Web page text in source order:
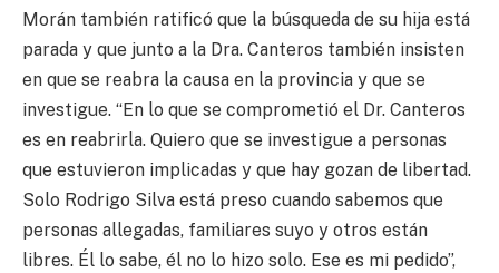
Morán también ratificó que la búsqueda de su hija está
parada y que junto a la Dra. Canteros también insisten
en que se reabra la causa en la provincia y que se
investigue. “En lo que se comprometió el Dr. Canteros
es en reabrirla. Quiero que se investigue a personas
que estuvieron implicadas y que hay gozan de libertad.
Solo Rodrigo Silva está preso cuando sabemos que
personas allegadas, familiares suyo y otros están
libres. Él lo sabe, él no lo hizo solo. Ese es mi pedido”,